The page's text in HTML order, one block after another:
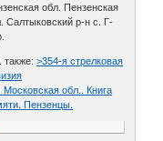
обл. Пензенская
Салтыковский р-н с. Г-
также:>354-я стрелковая
Московская обл.. Книга
Пензенцы.